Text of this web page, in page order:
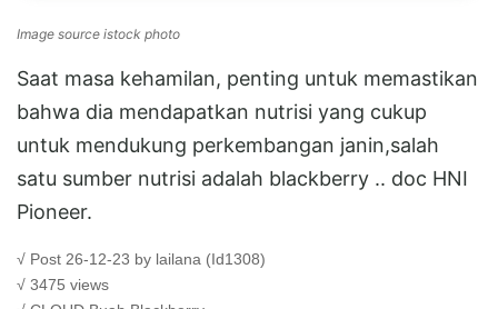
Image source istock photo
Saat masa kehamilan, penting untuk memastikan
bahwa dia mendapatkan nutrisi yang cukup
untuk mendukung perkembangan janin,salah
satu sumber nutrisi adalah blackberry .. doc HNI
Pioneer.
√ Post 26-12-23 by lailana (Id1308)
√ 3475 views